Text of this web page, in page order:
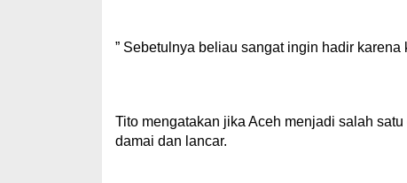
” Sebetulnya beliau sangat ingin hadir
Tito mengatakan jika Aceh menjadi salah
damai dan lancar.